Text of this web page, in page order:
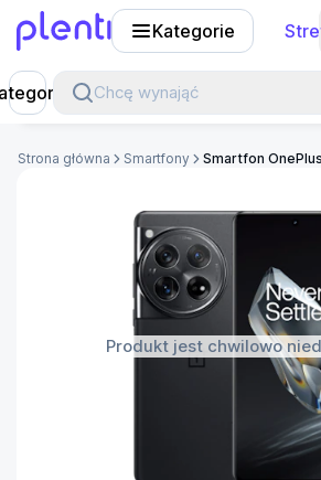
Kategorie
Chcę wynająć
Strona główna Smartfony Smartfon
Produkt jest chwilowo